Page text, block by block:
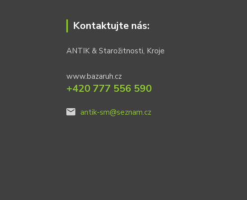
Kontaktujte nás:
ANTIK & Starožitnosti, Kroje
www.bazaruh.cz
+420 777 556 590
antik-sm@seznam.cz